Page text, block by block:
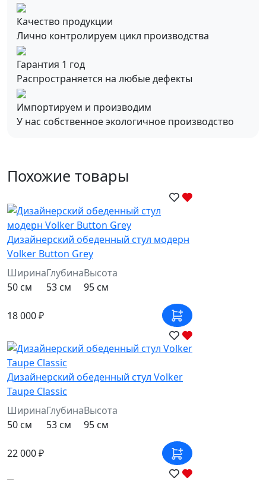
Качество продукции
Лично контролируем цикл производства
Гарантия 1 год
Распространяется на любые дефекты
Импортируем и производим
У нас собственное экологичное производство
Похожие товары
Дизайнерский обеденный стул модерн
Volker Button Grey
Ширина
50 см
Глубина
53 см
Высота
95 см
18 000 ₽
Дизайнерский обеденный стул Volker
Taupe Classic
Ширина
50 см
Глубина
53 см
Высота
95 см
22 000 ₽